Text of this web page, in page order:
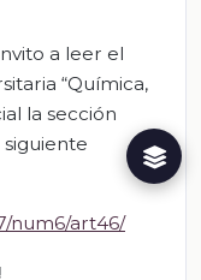
a leer el
“Química,
la sección
siguiente
num6/art46/